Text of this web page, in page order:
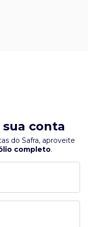
conta
do Safra, aproveite
completo.